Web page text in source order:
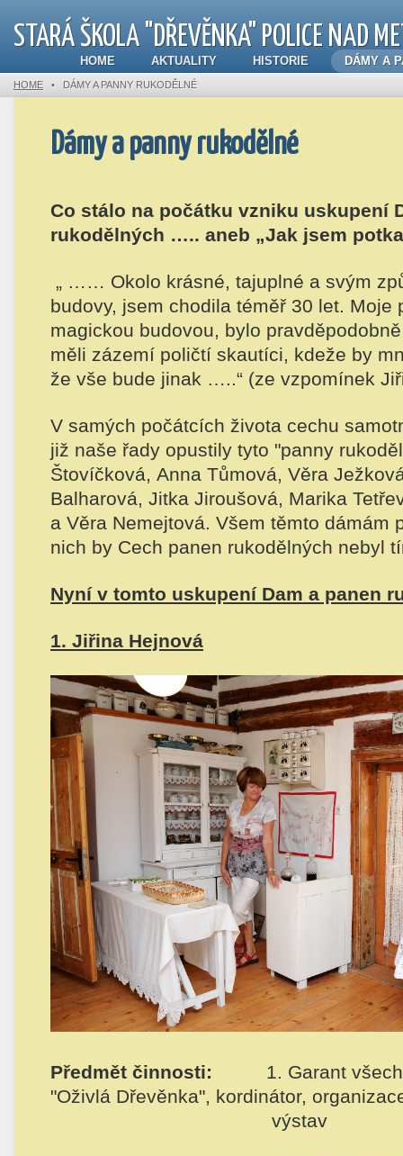
STARÁ ŠKOLA "DŘEVĚNKA" POLICE NAD
HOME AKTUALITY HISTORIE DÁMY A
HOME • DÁMY A PANNY RUKODĚLNÉ
Dámy a panny rukodělné
Co stálo na počátku vzniku uskupení
rukodělných ….. aneb „Jak jsem
„ …… Okolo krásné, tajuplné a svým
budovy, jsem chodila téměř 30 let. Moje
magickou budovou, bylo
měli zázemí poličtí skautíci, kdeže by
že vše bude jinak …..“ (ze vzpomínek
V samých počátcích života cechu
již naše řady opustily tyto "panny
Štovíčková, Anna Tůmová, Věra
Balharová, Jitka Jiroušová, Marika
a Věra Nemejtová. Všem těmto dámám
nich by Cech panen rukodělných nebyl
Nyní v tomto uskupení Dam a panen
1. Jiřina Hejnová
Předmět činnosti:
1. Garant všech
"Oživlá Dřevěnka", kordinátor,
výstav